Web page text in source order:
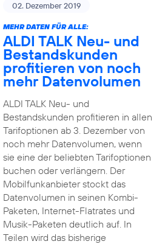
02. Dezember 2019
MEHR DATEN FÜR ALLE:
ALDI TALK Neu- und
Bestandskunden
profitieren von noch
mehr Datenvolumen
ALDI TALK Neu- und
Bestandskunden profitieren in allen
Tarifoptionen ab 3. Dezember von
noch mehr Datenvolumen, wenn
sie eine der beliebten Tarifoptionen
buchen oder verlängern. Der
Mobilfunkanbieter stockt das
Datenvolumen in seinen Kombi-
Paketen, Internet-Flatrates und
Musik-Paketen deutlich auf. In
Teilen wird das bisherige